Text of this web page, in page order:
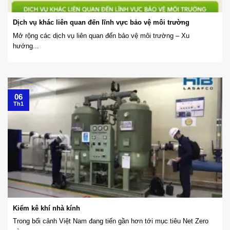
Dịch vụ khác liên quan đến lĩnh vực bảo vệ môi trường
Mở rộng các dịch vụ liên quan đến bảo vệ môi trường – Xu
hướng...
Kiểm kê khí nhà kính
Trong bối cảnh Việt Nam đang tiến gần hơn tới mục tiêu Net Zero
06
Th1